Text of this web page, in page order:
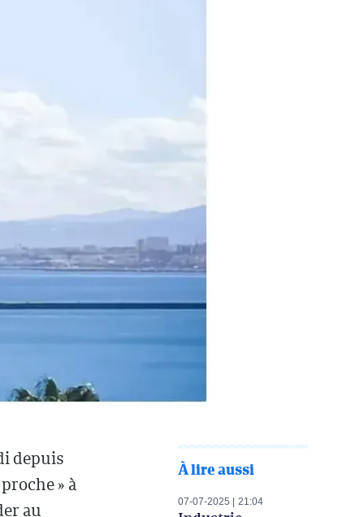
depuis
» à
au
À lire aussi
07-07-2025 21:04